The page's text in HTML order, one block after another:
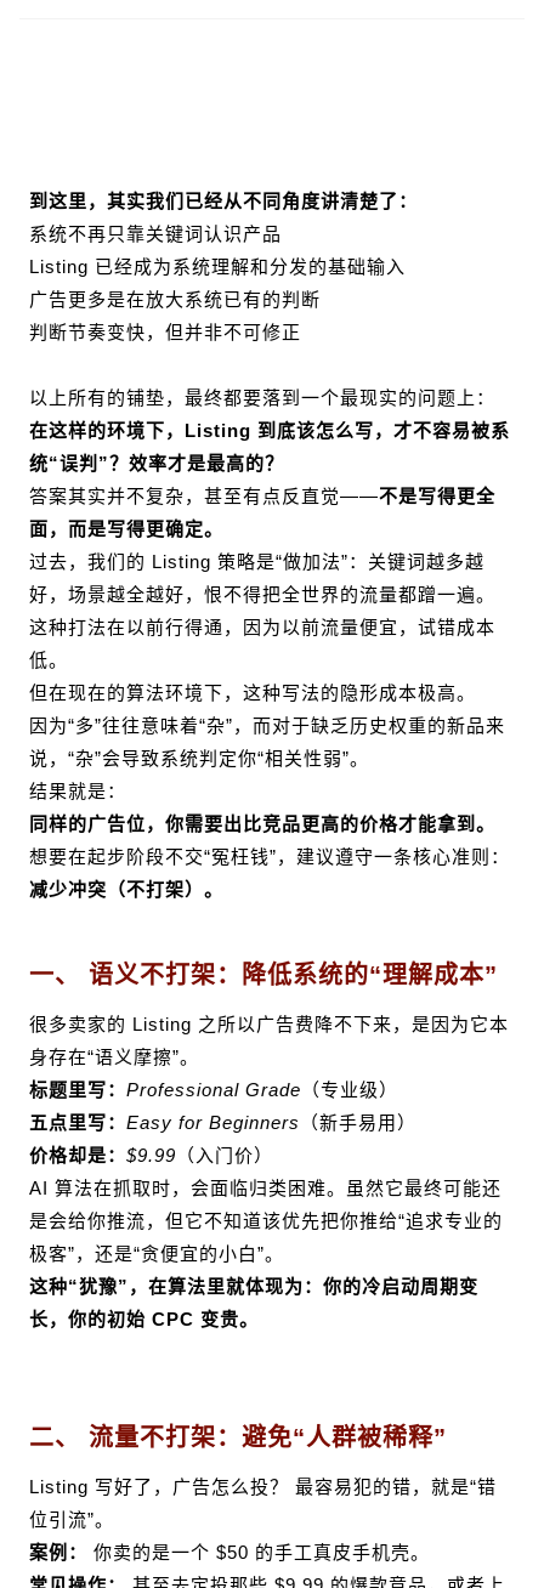
到这里，其实我们已经从不同角度讲清楚了：
系统不再只靠关键词认识产品
Listing 已经成为系统理解和分发的基础输入
广告更多是在放大系统已有的判断
判断节奏变快，但并非不可修正
以上所有的铺垫，最终都要落到一个最现实的问题上：
在这样的环境下，Listing 到底该怎么写，才不容易被系
统“误判”？效率才是最高的？
答案其实并不复杂，甚至有点反直觉——不是写得更全
面，而是写得更确定。
过去，我们的 Listing 策略是“做加法”：关键词越多越
好，场景越全越好，恨不得把全世界的流量都蹭一遍。
这种打法在以前行得通，因为以前流量便宜，试错成本
低。
但在现在的算法环境下，这种写法的 隐形成本极高。
因为“多”往往意味着“杂”，而对于缺乏历史权重的新品来
说，“杂”会导致系统判定你“相关性弱”。
结果就是：
同样的广告位，你需要出比竞品更高的价格才能拿到。
想要在起步阶段不交“冤枉钱”，建议遵守一条核心准则：
减少冲突（不打架）。
一、 语义不打架：降低系统的“理解成本”
很多卖家的 Listing 之所以广告费降不下来，是因为它本
身存在“语义摩擦”。
标题里写： Professional Grade （专业级）
五点里写： Easy for Beginners
（新手易用）
价格却是： $9.99 （入门价）
AI 算法在抓取时，会面临归类困难。虽然它最终可能还
是会给你推流，但它不知道该优先把你推给“追求专业的
极客”，还是“贪便宜的小白”。
这种“犹豫”，在算法里就体现为：你的冷启动周期变
长，你的初始 CPC 变贵。
二、 流量不打架：避免“人群被稀释”
Listing 写好了，广告怎么投？ 最容易犯的错，就是“错
位引流”。
案例：
你卖的是一个 $50 的手工真皮手机壳。